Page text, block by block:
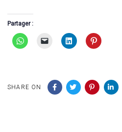
Partager :
SHARE ON